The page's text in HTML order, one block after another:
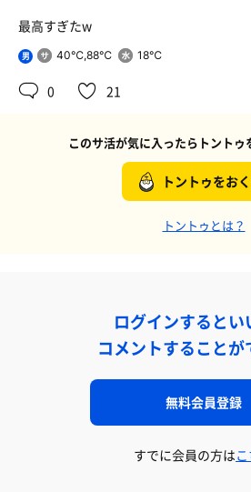
最高すぎたw
男 40℃,88℃ 18℃
0 21
このサ活が気に入ったらトントゥ
トントゥをお
トントゥとは？
ログインするとい
コメントすることが
無料会員登録
すでに会員の方は